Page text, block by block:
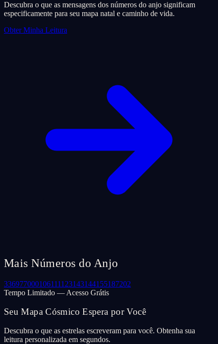
Descubra o que as mensagens dos números do anjo significam
especificamente para seu mapa natal e caminho de vida.
Obter Minha Leitura
Mais Números do Anjo
336977000106111123143144155187202
Tempo Limitado — Acesso Grátis
Seu Mapa Cósmico Espera por Você
Descubra o que as estrelas escreveram para você. Obtenha sua
leitura personalizada em segundos.